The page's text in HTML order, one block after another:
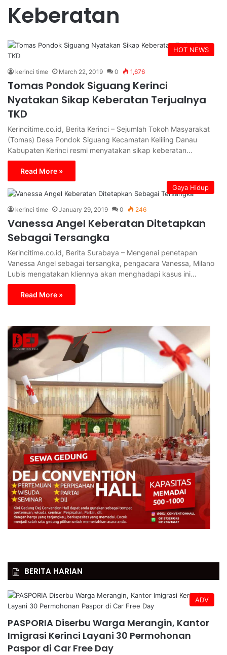
Keberatan
HOT NEWS
kerinci time March 22, 2019 0 1,676
Tomas Pondok Siguang Kerinci
Nyatakan Sikap Keberatan Terjualnya
TKD
Kerincitime.co.id, Berita Kerinci – Sejumlah Tokoh Masyarakat
(Tomas) Desa Pondok Siguang Kecamatan Keliling Danau
Kabupaten Kerinci resmi menyatakan sikap keberatan…
Read More »
Gaya Hidup
kerinci time January 29, 2019 0 246
Vanessa Angel Keberatan Ditetapkan
Sebagai Tersangka
Kerincitime.co.id, Berita Surabaya – Mengenai penetapan
Vanessa Angel sebagai tersangka, pengacara Vanessa, Milano
Lubis mengatakan kliennya akan menghadapi kasus ini…
Read More »
BERITA HARIAN
ADV
PASPORIA Diserbu Warga Merangin, Kantor
Imigrasi Kerinci Layani 30 Permohonan
Paspor di Car Free Day